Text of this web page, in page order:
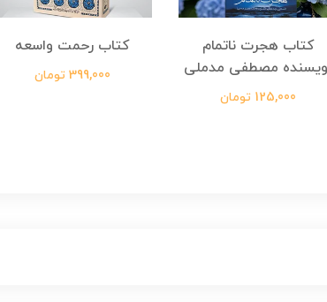
کتاب هجرت ناتمام
مصطفی مدملی
125,000 تومان
کتاب رحمت واسعه
399,000 تومان